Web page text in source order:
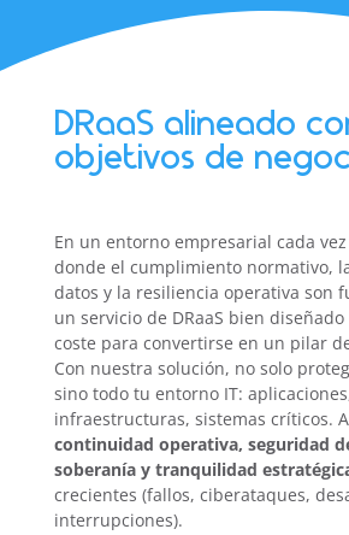
DRaaS alineado
objetivos de
En un entorno empresarial cada
donde el cumplimiento normativo,
datos y la resiliencia operativa son
un servicio de DRaaS bien
coste para convertirse en un pilar
Con nuestra solución, no solo
sino todo tu entorno IT:
infraestructuras, sistemas críticos.
continuidad operativa, seguridad
soberanía y tranquilidad
crecientes (fallos, ciberataques,
interrupciones).